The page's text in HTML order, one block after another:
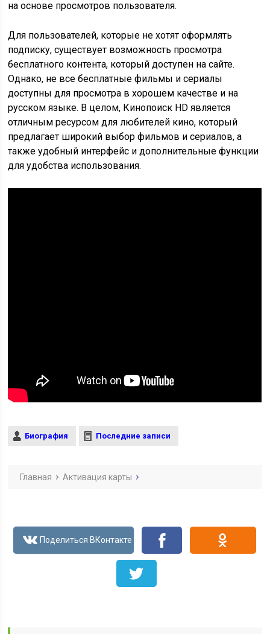
на основе просмотров пользователя.
Для пользователей, которые не хотят оформлять
подписку, существует возможность просмотра
бесплатного контента, который доступен на сайте.
Однако, не все бесплатные фильмы и сериалы
доступны для просмотра в хорошем качестве и на
русском языке. В целом, Кинопоиск HD является
отличным ресурсом для любителей кино, который
предлагает широкий выбор фильмов и сериалов, а
также удобный интерфейс и дополнительные функции
для удобства использования.
Биография Последние записи
Главная Активация карты